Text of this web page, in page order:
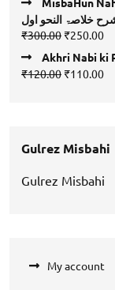
was:
₹900.00.
is:
خلاصۃ النحو اول
₹300.00 Original
was:
₹300.00.
₹250.00
is:
₹120.00 Original
₹110.00
Gulrez Misbahi
Gulrez Misbahi
My account